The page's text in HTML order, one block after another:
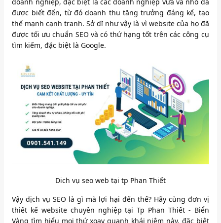
doanh nghiệp, đặc biệt là các doanh nghiệp vừa và nhỏ đã
được biết đến, từ đó doanh thu tăng trưởng đáng kể, tạo
thế mạnh cạnh tranh. Sở dĩ như vậy là vì website của họ đã
được tối ưu chuẩn SEO và có thứ hạng tốt trên các công cụ
tìm kiếm, đặc biệt là Google.
Dich vụ seo web tại tp Phan Thiết
Vậy dịch vụ SEO là gì mà lợi hại đến thế? Hãy cùng đơn vị
thiết kế website chuyên nghiệp tại Tp Phan Thiết - Biển
Vàng tìm hiểu mọi thứ xoay quanh khái niệm này, đặc biệt